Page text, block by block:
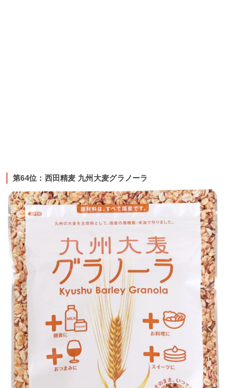
第64位：西田精麦 九州大麦グラノーラ